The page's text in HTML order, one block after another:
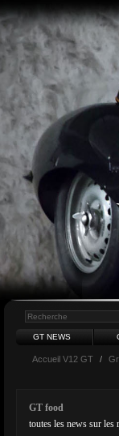
GT NEWS
Accueil V12 GT /
GT food
toutes les news sur les